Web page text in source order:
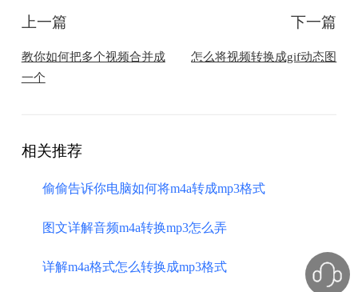
上一篇
教你如何把多个视频合并成
一个
下一篇
怎么将视频转换成gif动态图
相关推荐
偷偷告诉你电脑如何将m4a转成mp3格式
图文详解音频m4a转换mp3怎么弄
详解m4a格式怎么转换成mp3格式